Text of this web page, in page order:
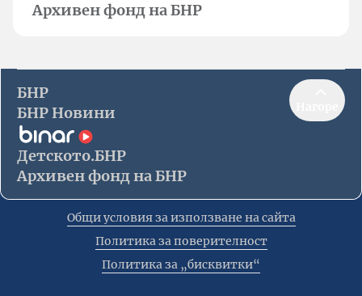
Архивен фонд на БНР
БНР
БНР Новини
Детското.БНР
Архивен фонд на БНР
Общи условия за използване на сайта
Политика за поверителност
Политика за „бисквитки“